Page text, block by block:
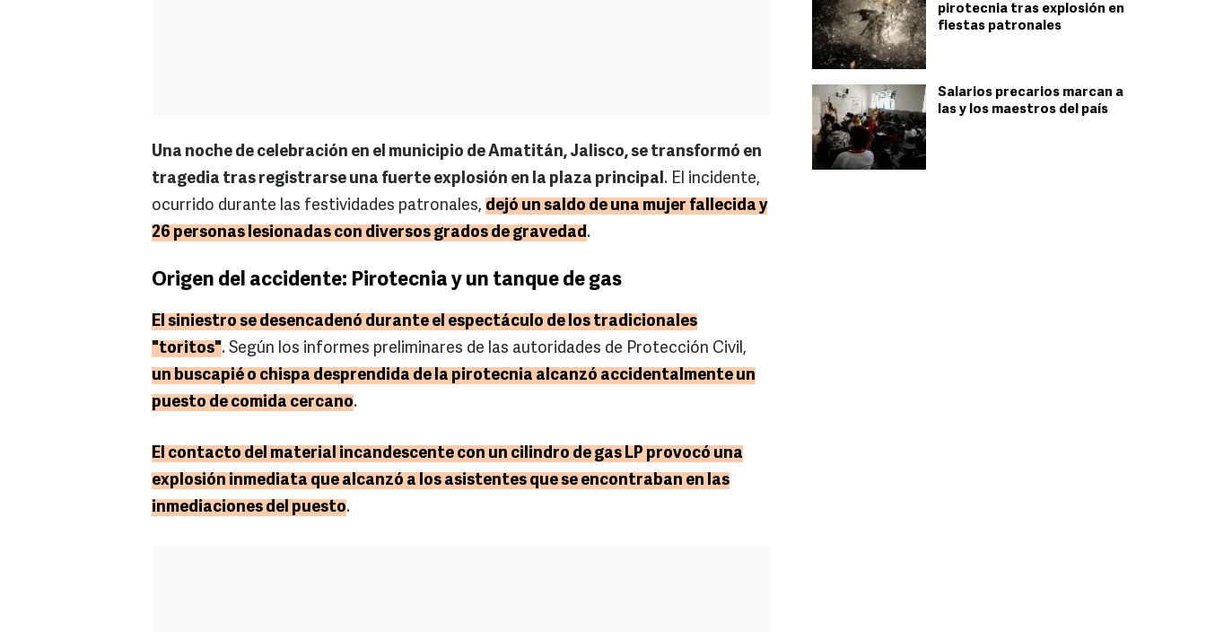
pirotecnia tras explosión en
fiestas patronales
Salarios precarios marcan a
las y los maestros del país
Una noche de celebración en el municipio de Amatitán, Jalisco, se transformó en
tragedia tras registrarse una fuerte explosión en la plaza principal. El incidente,
ocurrido durante las festividades patronales, dejó un saldo de una mujer fallecida y
26 personas lesionadas con diversos grados de gravedad.
Origen del accidente: Pirotecnia y un tanque de gas
El siniestro se desencadenó durante el espectáculo de los tradicionales
"toritos". Según los informes preliminares de las autoridades de Protección Civil,
un buscapié o chispa desprendida de la pirotecnia alcanzó accidentalmente un
puesto de comida cercano.
El contacto del material incandescente con un cilindro de gas LP provocó una
explosión inmediata que alcanzó a los asistentes que se encontraban en las
inmediaciones del puesto.